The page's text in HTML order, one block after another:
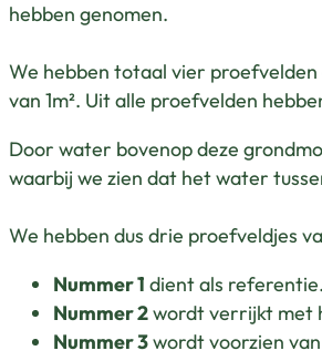
hebben genomen.
We hebben totaal vier
van 1m². Uit alle proefvelden
Door water bovenop deze
waarbij we zien dat het water
We hebben dus drie proefveldjes
Nummer 1 dient als referentie.
Nummer 2wordt verrijkt met
Nummer 3wordt voorzien